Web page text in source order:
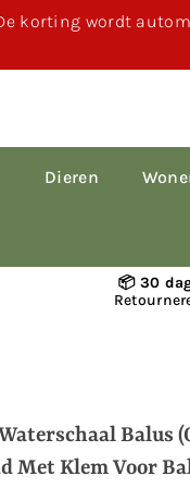
korting wordt
Dieren
📦 30
Balus
Met Klem Voor